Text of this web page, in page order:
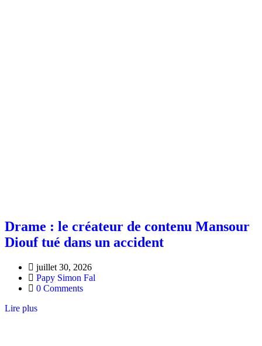
Drame : le créateur de contenu Mansour
Diouf tué dans un accident
juillet 30, 2026
Papy Simon Fal
0 Comments
Lire plus